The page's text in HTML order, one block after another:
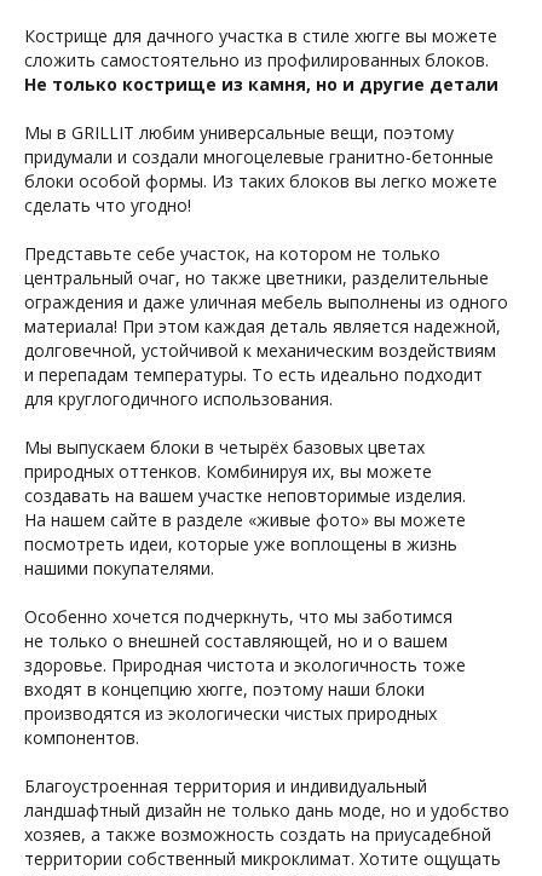
Кострище для дачного участка в стиле хюгге вы можете
сложить самостоятельно из профилированных блоков.
Не только кострище из камня, но и другие детали
Мы в GRILLIT любим универсальные вещи, поэтому
придумали и создали многоцелевые гранитно-бетонные
блоки особой формы. Из таких блоков вы легко можете
сделать что угодно!
Представьте себе участок, на котором не только
центральный очаг, но также цветники, разделительные
ограждения и даже уличная мебель выполнены из одного
материала! При этом каждая деталь является надежной,
долговечной, устойчивой к механическим воздействиям
и перепадам температуры. То есть идеально подходит
для круглогодичного использования.
Мы выпускаем блоки в четырёх базовых цветах
природных оттенков. Комбинируя их, вы можете
создавать на вашем участке неповторимые изделия.
На нашем сайте в разделе «живые фото» вы можете
посмотреть идеи, которые уже воплощены в жизнь
нашими покупателями.
Особенно хочется подчеркнуть, что мы заботимся
не только о внешней составляющей, но и о вашем
здоровье. Природная чистота и экологичность тоже
входят в концепцию хюгге, поэтому наши блоки
производятся из экологически чистых природных
компонентов.
Благоустроенная территория и индивидуальный
ландшафтный дизайн не только дань моде, но и удобство
хозяев, а также возможность создать на приусадебной
территории собственный микроклимат. Хотите ощущать